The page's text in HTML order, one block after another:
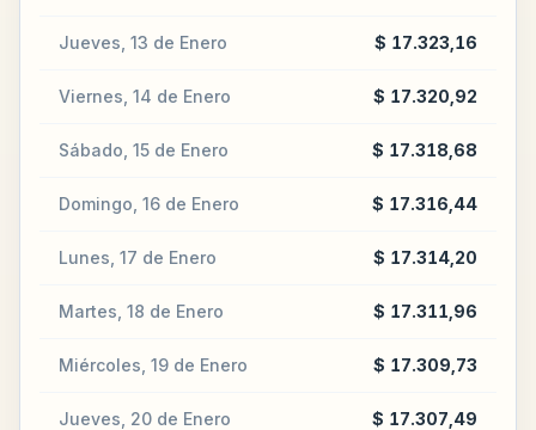
Jueves, 13 de Enero $ 17.323,16
Viernes, 14 de Enero $ 17.320,92
Sábado, 15 de Enero $ 17.318,68
Domingo, 16 de Enero $ 17.316,44
Lunes, 17 de Enero $ 17.314,20
Martes, 18 de Enero $ 17.311,96
Miércoles, 19 de Enero $ 17.309,73
Jueves, 20 de Enero $ 17.307,49